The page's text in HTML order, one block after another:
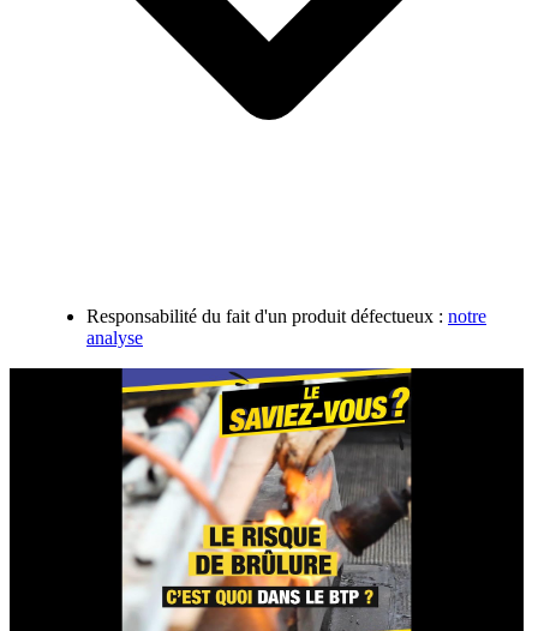
Responsabilité du fait d'un produit défectueux : notre
analyse